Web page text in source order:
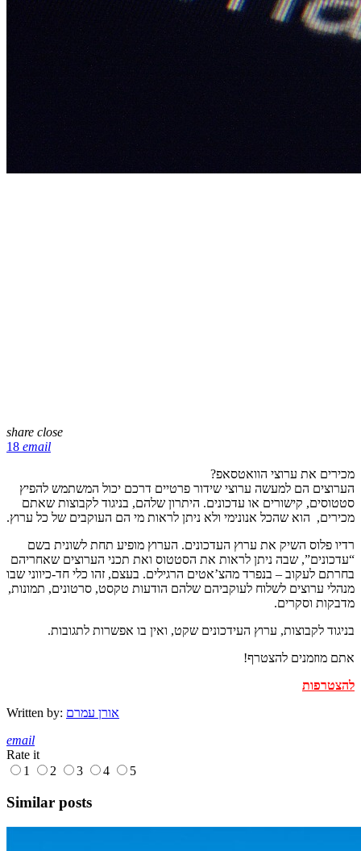
share close
18 email
מכירים את ערוצי הוואטסאפ?
הערוצים הם למעשה ערוצי שידור פרטיים דרכם יכול המשתמש להפיץ
סטטוסים, קישורים או עדכונים. היתרון שלהם, בניגוד לקבוצות שאתם
מכירים, הוא שהכל אנונימי ולא ניתן לראות מי הם העוקבים של כל ערוץ.
רדיו פלוס השיק את ערוץ העדכונים. הערוץ מופיע תחת לשונית בשם
“עדכונים”, שבה ניתן לראות את הסטטוס ואת תכני הערוצים שאחריהם
בחרתם לעקוב – בנפרד מהצ’אטים הרגילים. בעצם, זהו כלי חד-כיווני שבו
מנהלי ערוצים לשלוח לעוקביהם שלהם הודעות טקסט, סרטונים, תמונות,
מדבקות וסקרים.
בניגוד לקבוצות, ערוץ העידכונים שקט, ואין בו אפשרות לתגובות.
אתם מוזמנים להצטרף!
להצטרפות
Written by: אורן עמרם
email
Rate it
1
2 3 4 5
Similar posts